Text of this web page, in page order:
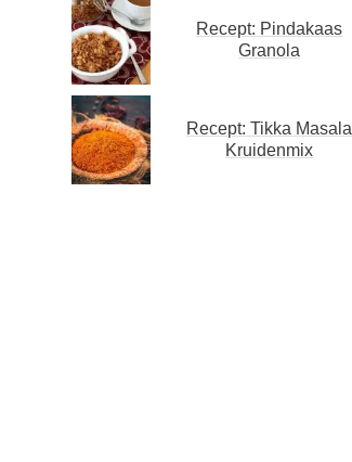
Recept: Pindakaas
Granola
Recept: Tikka Masala
Kruidenmix